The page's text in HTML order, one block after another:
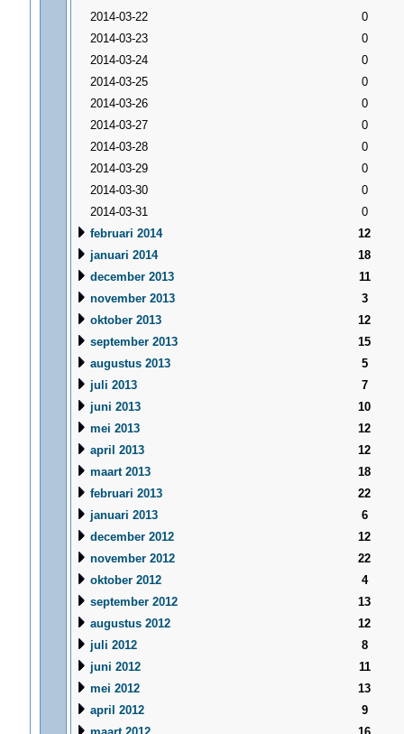
2014-03-22
0
2014-03-23
0
2014-03-24
0
2014-03-25
0
2014-03-26
0
2014-03-27
0
2014-03-28
0
2014-03-29
0
2014-03-30
0
2014-03-31
0
februari 2014
12
januari 2014
18
december 2013
11
november 2013
3
oktober 2013
12
september 2013
15
augustus 2013
5
juli 2013
7
juni 2013
10
mei 2013
12
april 2013
12
maart 2013
18
februari 2013
22
januari 2013
6
december 2012
12
november 2012
22
oktober 2012
4
september 2012
13
augustus 2012
12
juli 2012
8
juni 2012
11
mei 2012
13
april 2012
9